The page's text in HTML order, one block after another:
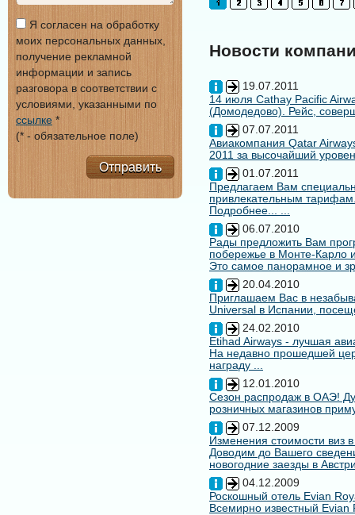
Новости
19.07.2011
14 июля Cathay Pacific
(Домодедово). Рейс,
07.07.2011
Авиакомпания Qatar
2011 за высочайший
01.07.2011
Предлагаем Вам
привлекательным
Подробнее... ...
06.07.2010
Рады предложить Вам
побережье в Монте-Карло
Это самое панорамное и
20.04.2010
Приглашаем Вас в
Universal в Испании,
24.02.2010
Etihad Airways - лучшая
На недавно прошедшей
награду ...
12.01.2010
Сезон распродаж в ОАЭ!
розничных магазинов
07.12.2009
Изменения стоимости виз
Доводим до Вашего
новогодние заезды в
04.12.2009
Роскошный отель Evian
Всемирно известный
Я согласен на обработку
моих персональных данных,
получение рекламной
информации и запись
разговора в соответствии с
условиями, указанными по
ссылке *
(* - обязательное поле)
Отправить